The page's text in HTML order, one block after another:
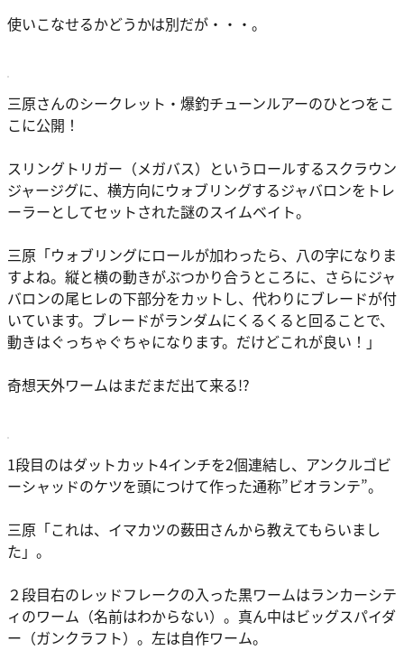
使いこなせるかどうかは別だが・・・。
三原さんのシークレット・爆釣チューンルアーのひとつをこ
こに公開！
スリングトリガー（メガバス）というロールするスクラウン
ジャージグに、横方向にウォブリングするジャバロンをトレ
ーラーとしてセットされた謎のスイムベイト。
三原 「ウォブリングにロールが加わったら、八の字になりま
すよね。縦と横の動きがぶつかり合うところに、さらにジャ
バロンの尾ヒレの下部分をカットし、代わりにブレードが付
いています。ブレードがランダムにくるくると回ることで、
動きはぐっちゃぐちゃになります。だけどこれが良い！」
奇想天外ワームはまだまだ出て来る!?
1段目のはダットカット4インチを2個連結し、アンクルゴビ
ーシャッドのケツを頭につけて作った通称”ビオランテ”。
三原 「これは、イマカツの薮田さんから教えてもらいまし
た」。
２段目右のレッドフレークの入った黒ワームはランカーシテ
ィのワーム（名前はわからない）。真ん中はビッグスパイダ
ー（ガンクラフト）。左は自作ワーム。